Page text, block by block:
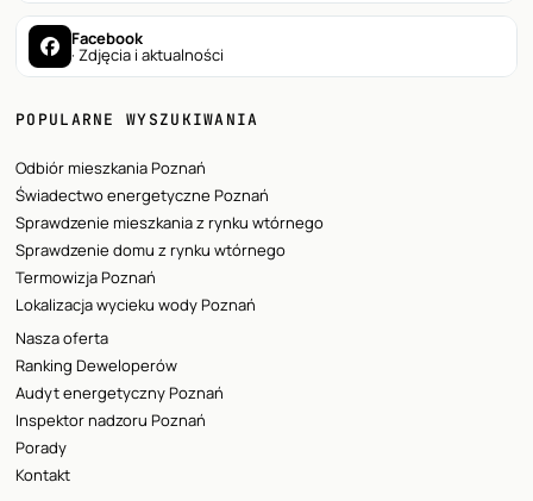
Facebook
· Zdjęcia i aktualności
POPULARNE WYSZUKIWANIA
Odbiór mieszkania Poznań
Świadectwo energetyczne Poznań
Sprawdzenie mieszkania z rynku wtórnego
Sprawdzenie domu z rynku wtórnego
Termowizja Poznań
Lokalizacja wycieku wody Poznań
Nasza oferta
Ranking Deweloperów
Audyt energetyczny Poznań
Inspektor nadzoru Poznań
Porady
Kontakt